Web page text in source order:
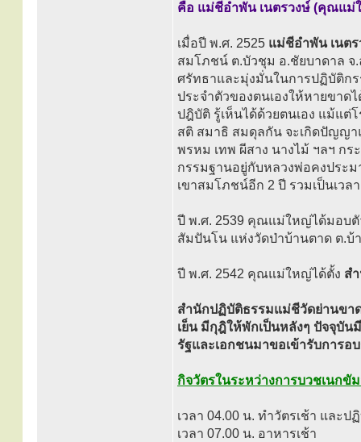
คือ แม่ชีอำพัน เนตรวงษ์ (คุณแม่
เมื่อปี พ.ศ. 2525 แม่ชีอำพัน เนต
สมโภชน์ ต.บัวชุม อ.ชัยบาดาล จ
ศรัทธาและมุ่งมั่นในการปฏิบัติก
ประจำตัวของตนเองให้หายขาด
ปฎิบัติ รู้เห็นได้ด้วยตนเอง แม้แต่
สติ สมาธิ สมดุลกัน จะเกิดปัญญา
พรหม เทพ ผีสาง นางไม้ ฯลฯ ก
กรรมฐานอยู่กับหลวงพ่อคงปร
เขาสมโภชน์อีก 2 ปี รวมเป็นเวล
ปี พ.ศ. 2539 คุณแม่ใหญ่ได้มอบ
สัมปันโน แห่งวัดป่าบ้านตาด ต.บ้
ปี พ.ศ. 2542 คุณแม่ใหญ่ได้ตั้ง ส
สำนักปฏิบัติธรรมแม่ชีวัดย่านขาด
เย็น มีกุฎิให้พักเป็นหลังๆ ปัจจุบั
รัฐและเอกชนมาขอเข้ารับการ
กิจวัตรในระหว่างการบวชเนกขั
เวลา 04.00 น. ทำวัตรเช้า และป
เวลา 07.00 น. อาหารเช้า